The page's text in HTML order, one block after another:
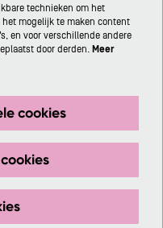
technieken om het
mogelijk te maken content
en voor verschillende andere
door derden. Meer
cookies